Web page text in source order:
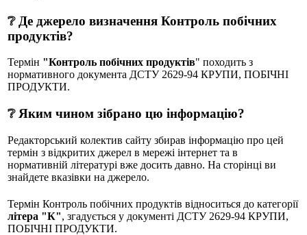
❔ Де джерело визначення Контроль побічних
продуктів?
Термін "Контроль побічних продуктів" походить з
нормативного документа ДСТУ 2629-94 КРУПИ, ПОБІЧНІ
ПРОДУКТИ.
❔ Яким чином зібрано цю інформацію?
Редакторський колектив сайту збирав інформацію про цей
термін з відкритих джерел в мережі інтернет та в
нормативній літературі вже досить давно. На сторінці ви
знайдете вказівки на джерело.
Термін Контроль побічних продуктів відноситься до категорії
літера "К", згадується у документі ДСТУ 2629-94 КРУПИ,
ПОБІЧНІ ПРОДУКТИ.